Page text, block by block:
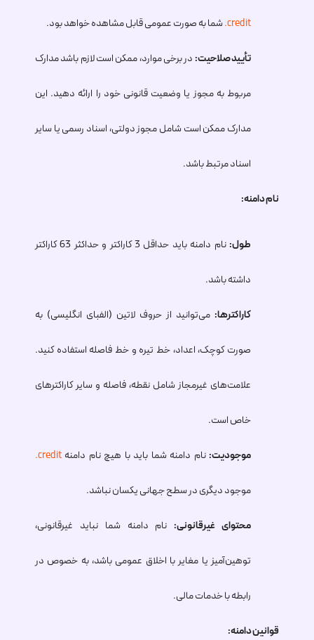
.creditشما به صورت عمومی قابل مشاهده خواهد بود.
تأیید صلاحیت: در برخی موارد، ممکن است لازم باشد مدارک
مربوط به مجوز یا وضعیت قانونی خود را ارائه دهید. این
مدارک ممکن است شامل مجوز دولتی، اسناد رسمی یا سایر
اسناد مرتبط باشد.
نام دامنه:
طول: نام دامنه باید حداقل 3 کاراکتر و حداکثر 63 کاراکتر
داشته باشد.
کاراکترها: می‌توانید از حروف لاتین (الفبای انگلیسی) به
صورت کوچک، اعداد، خط تیره و خط فاصله استفاده کنید.
علامت‌های غیرمجاز شامل نقطه، فاصله و سایر کاراکترهای
خاص است.
موجودیت: نام دامنه شما باید با هیچ نام دامنه .credit
موجود دیگری در سطح جهانی یکسان نباشد.
محتوای غیرقانونی: نام دامنه شما نباید غیرقانونی،
توهین‌آمیز یا مغایر با اخلاق عمومی باشد، به خصوص در
رابطه با خدمات مالی.
قوانین دامنه: